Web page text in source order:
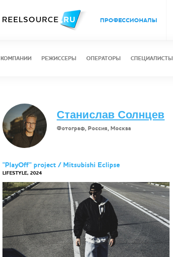
ПРОФЕССИОНАЛЫ
КОМПАНИИ РЕЖИССЕРЫ ОПЕРАТОРЫ СПЕЦИАЛИСТЫ
Станислав Солнцев
Фотограф, Россия, Москва
"PlayOff" project / Mitsubishi Eclipse
LIFESTYLE, 2024